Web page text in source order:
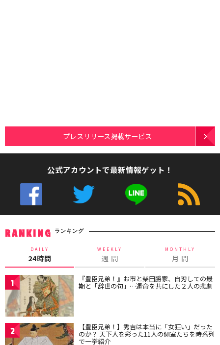
プレスリリース掲載サービス
公式アカウントで最新情報ゲット！
RANKING ランキング
DAILY
24時間
WEEKLY
週 間
MONTHLY
月 間
1 『豊臣兄弟！』お市と柴田勝家、自刃しての最
期と「辞世の句」…運命を共にした２人の悲劇
2 【豊臣兄弟！】秀吉は本当に「女狂い」だった
のか？ 天下人を彩った11人の側室たちを時系列
で一挙紹介